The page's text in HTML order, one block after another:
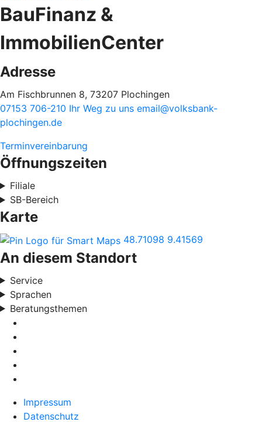
BauFinanz &
ImmobilienCenter
Adresse
Am Fischbrunnen 8, 73207 Plochingen
07153 706-210 Ihr Weg zu uns email@volksbank-
plochingen.de
Terminvereinbarung
Öffnungszeiten
Filiale
SB-Bereich
Karte
48.71098 9.41569
An diesem Standort
Service
Sprachen
Beratungsthemen
Impressum
Datenschutz